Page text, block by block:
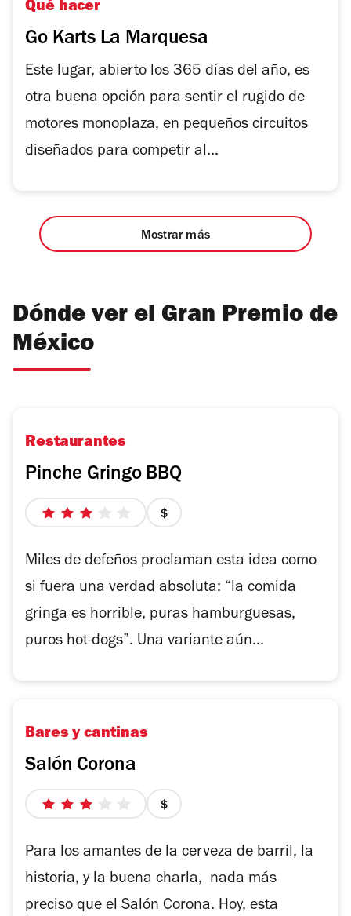
Qué hacer
Go Karts La Marquesa
Este lugar, abierto los 365 días del año, es
otra buena opción para sentir el rugido de
motores monoplaza, en pequeños circuitos
diseñados para competir al...
Mostrar más
Dónde ver el Gran Premio de
México
Restaurantes
Pinche Gringo BBQ
3
5
precio
de
4
Miles de defeños proclaman esta idea como
si fuera una verdad absoluta: “la comida
gringa es horrible, puras hamburguesas,
puros hot-dogs”. Una variante aún...
Bares y cantinas
Salón Corona
3
5
estrellas
precio
de
4
Para los amantes de la cerveza de barril, la
historia, y la buena charla, nada más
preciso que el Salón Corona. Hoy, esta